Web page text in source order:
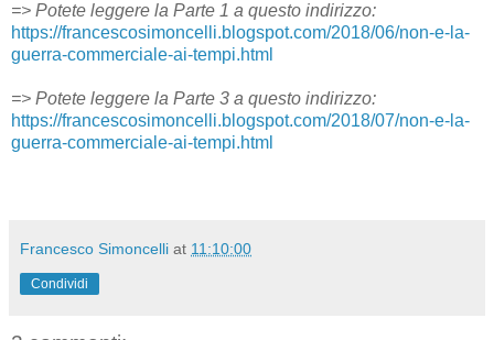
=> Potete leggere la Parte 1 a questo indirizzo:
https://francescosimoncelli.blogspot.com/2018/06/non-e-la-
guerra-commerciale-ai-tempi.html
=> Potete leggere la Parte 3 a questo indirizzo:
https://francescosimoncelli.blogspot.com/2018/07/non-e-la-
guerra-commerciale-ai-tempi.html
Francesco Simoncelli at 11:10:00
Condividi